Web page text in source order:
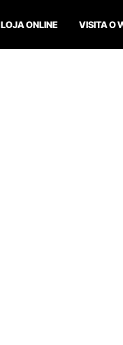
LOJA ONLINE VISITA O